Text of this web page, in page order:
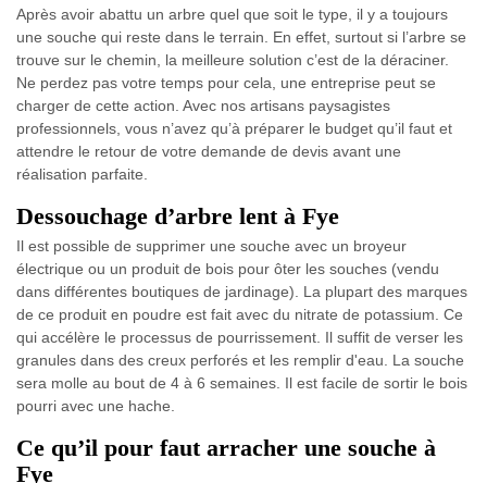
Après avoir abattu un arbre quel que soit le type, il y a toujours
une souche qui reste dans le terrain. En effet, surtout si l’arbre se
trouve sur le chemin, la meilleure solution c’est de la déraciner.
Ne perdez pas votre temps pour cela, une entreprise peut se
charger de cette action. Avec nos artisans paysagistes
professionnels, vous n’avez qu’à préparer le budget qu’il faut et
attendre le retour de votre demande de devis avant une
réalisation parfaite.
Dessouchage d’arbre lent à Fye
Il est possible de supprimer une souche avec un broyeur
électrique ou un produit de bois pour ôter les souches (vendu
dans différentes boutiques de jardinage). La plupart des marques
de ce produit en poudre est fait avec du nitrate de potassium. Ce
qui accélère le processus de pourrissement. Il suffit de verser les
granules dans des creux perforés et les remplir d'eau. La souche
sera molle au bout de 4 à 6 semaines. Il est facile de sortir le bois
pourri avec une hache.
Ce qu’il pour faut arracher une souche à
Fye